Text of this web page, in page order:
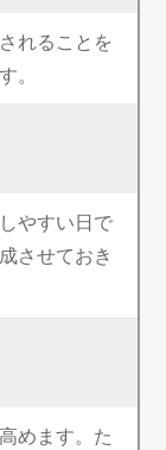
れることを
。
やすい日で
させておき
めます。た